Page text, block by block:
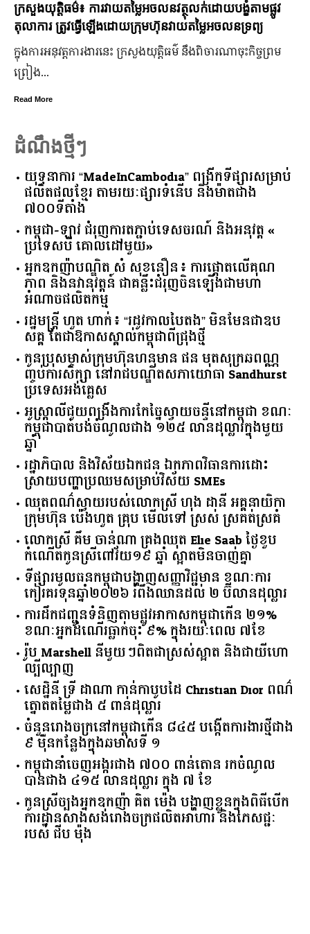
មកមើលទិដ្ឋភាព Pre-Wedding កូនស្រីឧបនាយករដ្ឋមន្រ្តី អូន
ព័ន្ធមុនីរ័ត្ន
ក្រោយ​ភ្ជាប់​ពាក្យ​រួច​ច្រើន​ឆ្នាំ​ពេលនេះ កូនកំលោះ ឡាំ ជុងហាវ កូន
ក្រមុំ អូន ព័ន្ធមណីលក្ស្មី កូនស្រី​ឧបនាយករដ្ឋមន្ត្រី អូន ព័ន្ធមុនីរ័ត្ន
ត្រៀម​ចូល​រោងការ​ហើយ
ដំណឹងថ្មីៗ
យុទ្ធនាការ “MadeInCambodia” ពង្រីកទីផ្សារសម្រាប់
ផលិតផលខ្មែរ តាមរយៈផ្សារទំនើប និងម៉ាតជាង
៧០០ទីតាំង
កម្ពុជា​-​ឡាវ ​ជំរុញ​ការ​តភ្ជាប់​ទេសចរណ៍​ ​និង​អនុវត្ត​ ​«​
ប្រទេស​បី ​គោលដៅ​មួយ​»
អ្នកឧកញ៉ាបណ្ឌិត សំ សុខនឿន៖ ការផ្តោតលើគុណ
ភាព និងនវានុវត្តន៍ ជាគន្លឹះជំរុញចិនឡើងជាមហា
អំណាចផលិតកម្ម
រដ្ឋមន្ត្រី ហួត ហាក់៖ “រដូវកាលបៃតង” មិនមែនជាឧប
សគ្គ តែជាឱកាសស្គាល់កម្ពុជាពីជ្រុងថ្មី
កូនប្រុសម្ចាស់ក្រុមហ៊ុនហនុមាន ផន មុតសុក្រឆពណ្ណ
ញ្ចប់ការសិក្សា នៅរាជបណ្ឌិតសភាយោធា Sandhurst
ប្រទេសអង់គ្លេស
អូស្ត្រាលី​ជួយ​ពង្រឹង​ការ​កែច្នៃ​ស្វាយចន្ទី​នៅ​កម្ពុជា​ ​ខណៈ​
កម្ពុជា​បាត់បង់​ចំណូល​ជាង​ ​១២៥​ ​លាន​ដុល្លារ​ក្នុង​មួយ​
ឆ្នាំ​
រដ្ឋាភិបាល​ ​និង​វិស័យ​ឯកជន ​ឯកភាព​វិធានការ​ដោះ
ស្រាយ​បញ្ហា​ប្រឈម​​សម្រាប់​វិស័យ​ ​SMEs​
ឈុតពណ៌ស្វាយរបស់លោកស្រី ហុង ដានី អគ្គ​នាយិកា​
ក្រុមហ៊ុន ប៉េងហួត គ្រុប មើលទៅ ស្រស់ ស្រគត់ស្រគំ
លោកស្រី គឹម ចាន់ណា គ្រងឈុត Elie Saab ថ្ងៃខួប
កំណើតកូនស្រីពៅវ័យ១៩ ឆ្នាំ ស្អាតមិនចាញ់គ្នា
ទីផ្សារ​មូលធន​កម្ពុជា​បង្ហាញ​សញ្ញា​វិជ្ជមាន​ ​ខណៈ​ការ​
កៀរគរ​ទុន​ឆ្នាំ​២០២៦​ ​រំពឹង​ឈានដល់​ ​២​ ​ប៊ីលាន​ដុល្លារ​
ការដឹកជញ្ជូនទំនិញតាមផ្លូវអាកាសកម្ពុជាកើន ២១%
ខណៈអ្នកដំណើរធ្លាក់ចុះ ៩% ក្នុងរយៈពេល ៧ខែ
រ៉ូប Marshell នីមួយៗពិតជាស្រស់ស្អាត និងជាយីហោ
ល្បីល្បាញ
សេដ្ឋិនី ទ្រី ដាណា កាន់កាបូបដៃ Christian Dior ពណ៌
ត្នោតតម្លៃជាង ៥ ពាន់ដុល្លារ
ចំនួន​រោងចក្រ​នៅ​កម្ពុជា​កើន​ ​៨៤៥​ ​បង្កើត​ការងារ​ថ្មី​ជាង​
​៩​ ​ម៉ឺន​កន្លែង​ក្នុង​ឆមាស​ទី ​១​
កម្ពុជានាំចេញអង្ករជាង ៧០០ ពាន់តោន រកចំណូល
បានជាង ៤១៥ លានដុល្លារ ក្នុង ៧ ខែ
កូនស្រីច្បងអ្នកឧកញ៉ា គិត ម៉េង បង្ហាញខ្លួនក្នុងពិធីបើក
ការដ្ឋានសាងសង់រោងចក្រផលិតអាហារ និងភេសជ្ជៈ